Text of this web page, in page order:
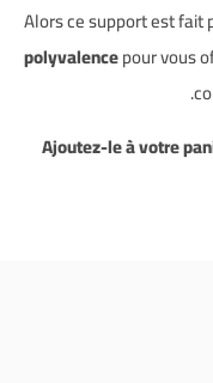
Alors ce support est fait
polyvalencepour vous
Ajoutez-le à votre